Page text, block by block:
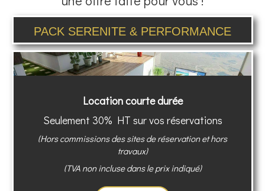
PACK SERENITE & PERFORMANCE
Location courte durée
Seulement 30% HT sur vos réservations
(Hors commissions des sites de réservation et hors
travaux)
(TVA non incluse dans le prix indiqué)